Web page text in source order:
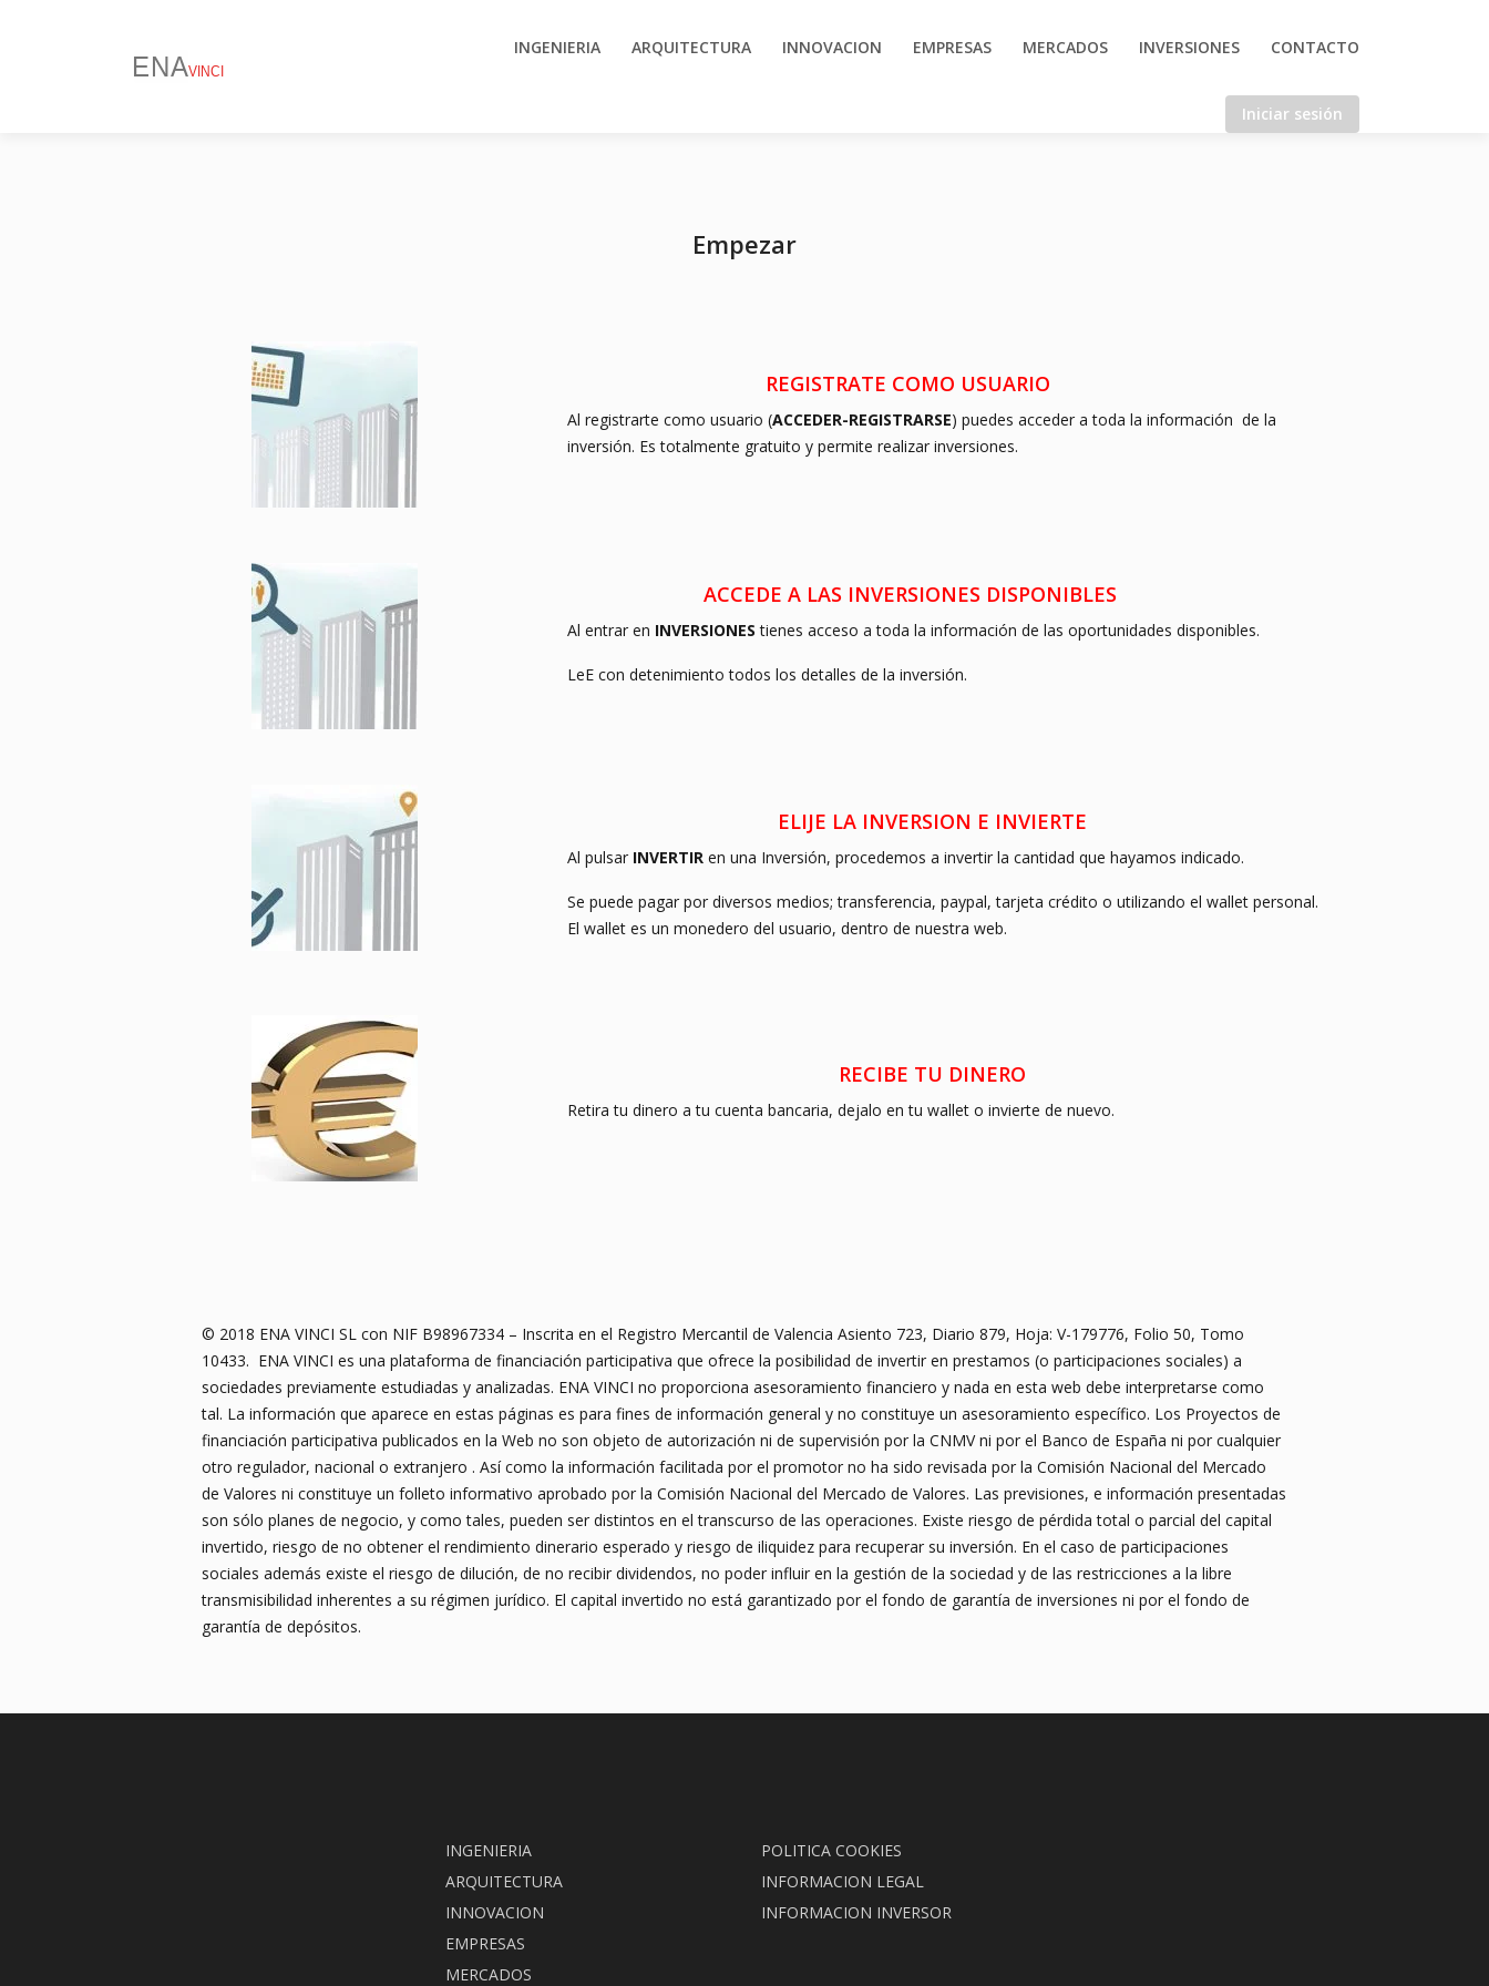
INGENIERIA ARQUITECTURA INNOVACION EMPRESAS MERCADOS INVERSIONES CONTACTO
Iniciar sesión
Empezar
REGISTRATE COMO USUARIO
Al registrarte como usuario (ACCEDER-REGISTRARSE) puedes acceder a toda la información de la
inversión. Es totalmente gratuito y permite realizar inversiones.
ACCEDE A LAS INVERSIONES DISPONIBLES
Al entrar en INVERSIONES tienes acceso a toda la información de las oportunidades disponibles.
LeE con detenimiento todos los detalles de la inversión.
ELIJE LA INVERSION E INVIERTE
Al pulsar INVERTIRen una Inversión, procedemos a invertir la cantidad que hayamos indicado.
Se puede pagar por diversos medios; transferencia, paypal, tarjeta crédito o utilizando el wallet personal.
El wallet es un monedero del usuario, dentro de nuestra web.
RECIBE TU DINERO
Retira tu dinero a tu cuenta bancaria, dejalo en tu wallet o invierte de nuevo.
© 2018 ENA VINCI SL con NIF B98967334 – Inscrita en el Registro Mercantil de Valencia Asiento 723, Diario 879, Hoja: V-179776, Folio 50, Tomo
10433. ENA VINCI es una plataforma de financiación participativa que ofrece la posibilidad de invertir en prestamos (o participaciones sociales) a
sociedades previamente estudiadas y analizadas. ENA VINCI no proporciona asesoramiento financiero y nada en esta web debe interpretarse como
tal. La información que aparece en estas páginas es para fines de información general y no constituye un asesoramiento específico. Los Proyectos de
financiación participativa publicados en la Web no son objeto de autorización ni de supervisión por la CNMV ni por el Banco de España ni por cualquier
otro regulador, nacional o extranjero . Así como la información facilitada por el promotor no ha sido revisada por la Comisión Nacional del Mercado
de Valores ni constituye un folleto informativo aprobado por la Comisión Nacional del Mercado de Valores. Las previsiones, e información presentadas
son sólo planes de negocio, y como tales, pueden ser distintos en el transcurso de las operaciones. Existe riesgo de pérdida total o parcial del capital
invertido, riesgo de no obtener el rendimiento dinerario esperado y riesgo de iliquidez para recuperar su inversión. En el caso de participaciones
sociales además existe el riesgo de dilución, de no recibir dividendos, no poder influir en la gestión de la sociedad y de las restricciones a la libre
transmisibilidad inherentes a su régimen jurídico. El capital invertido no está garantizado por el fondo de garantía de inversiones ni por el fondo de
garantía de depósitos.
INGENIERIA
ARQUITECTURA
INNOVACION
EMPRESAS
MERCADOS
POLITICA COOKIES
INFORMACION LEGAL
INFORMACION INVERSOR